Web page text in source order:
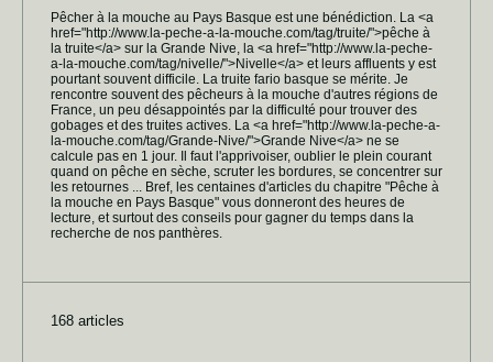
Pêcher à la mouche au Pays Basque est une bénédiction. La <a
href="http://www.la-peche-a-la-mouche.com/tag/truite/">pêche à
la truite</a> sur la Grande Nive, la <a href="http://www.la-peche-
a-la-mouche.com/tag/nivelle/">Nivelle</a> et leurs affluents y est
pourtant souvent difficile. La truite fario basque se mérite. Je
rencontre souvent des pêcheurs à la mouche d'autres régions de
France, un peu désappointés par la difficulté pour trouver des
gobages et des truites actives. La <a href="http://www.la-peche-a-
la-mouche.com/tag/Grande-Nive/">Grande Nive</a> ne se
calcule pas en 1 jour. Il faut l'apprivoiser, oublier le plein courant
quand on pêche en sèche, scruter les bordures, se concentrer sur
les retournes ... Bref, les centaines d'articles du chapitre "Pêche à
la mouche en Pays Basque" vous donneront des heures de
lecture, et surtout des conseils pour gagner du temps dans la
recherche de nos panthères.
168 articles